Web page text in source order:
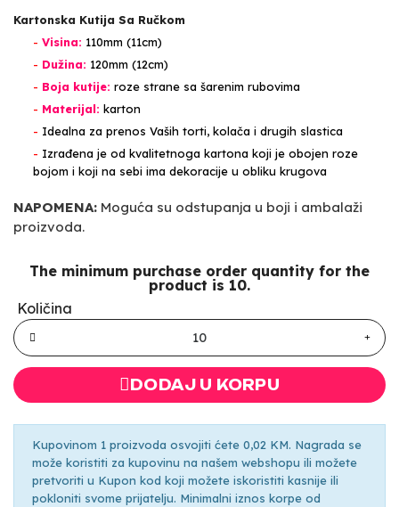
Kartonska Kutija Sa Ručkom
- Visina: 110mm (11cm)
- Dužina: 120mm (12cm)
- Boja kutije: roze strane sa šarenim rubovima
- Materijal: karton
- Idealna za prenos Vaših torti, kolača i drugih slastica
- Izrađena je od kvalitetnoga kartona koji je obojen roze
bojom i koji na sebi ima dekoracije u obliku krugova
NAPOMENA: Moguća su odstupanja u boji i ambalaži
proizvoda.
The minimum purchase order quantity for the
product is 10.
Količina
DODAJ U KORPU
Kupovinom 1 proizvoda osvojiti ćete 0,02 KM. Nagrada se
može koristiti za kupovinu na našem webshopu ili možete
pretvoriti u Kupon kod koji možete iskoristiti kasnije ili
pokloniti svome prijatelju. Minimalni iznos korpe od